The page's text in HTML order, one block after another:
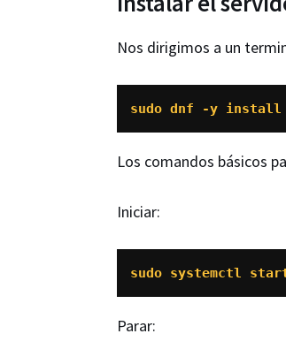
Nos dirigimos a un
sudo dnf -y install
Los comandos básicos
Iniciar:
sudo systemctl
Parar: